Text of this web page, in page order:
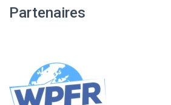
Partenaires